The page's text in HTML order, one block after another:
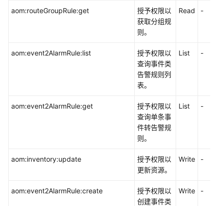
aom:routeGroupRule:get
授予权限以
获取分组规
则。
Read -
aom:event2AlarmRule:list
授予权限以
查询事件类
告警规则列
表。
List -
aom:event2AlarmRule:get
授予权限以
查询单条事
件转告警规
则。
List -
aom:inventory:update
授予权限以
更新资源。
Write -
aom:event2AlarmRule:create
授予权限以
创建事件类
Write -